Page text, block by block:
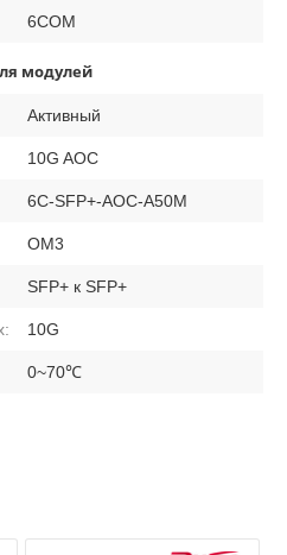
6COM
модулей
Активный
10G AOC
6C-SFP+-AOC-A50M
OM3
SFP+ к SFP+
10G
0~70℃